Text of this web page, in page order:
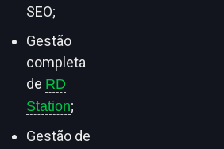
SEO;
Gestão
completa
de RD
Station;
Gestão de